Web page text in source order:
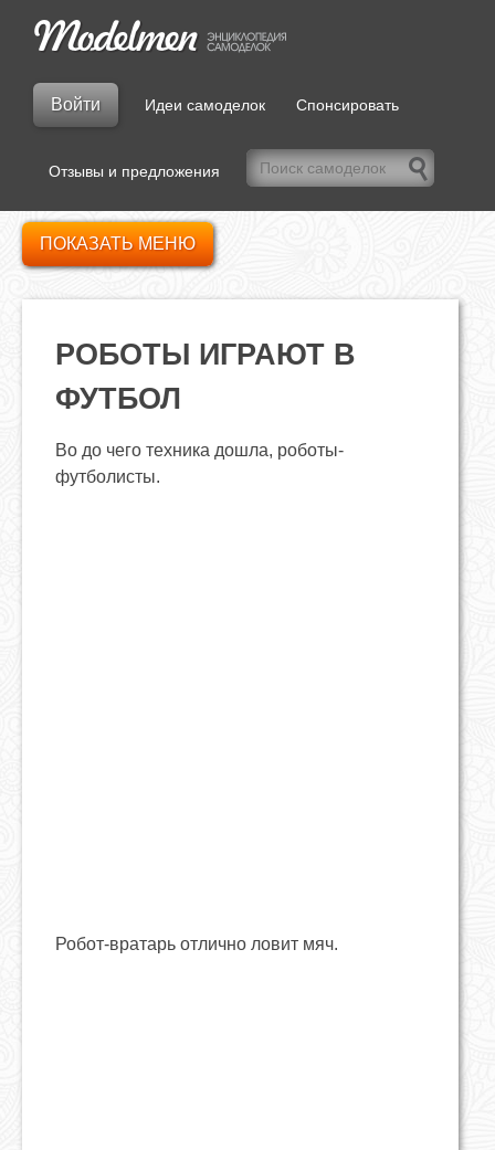
Войти Идеи самоделок Спонсировать
Отзывы и предложения
РОБОТЫ ИГРАЮТ В
ФУТБОЛ
Во до чего техника дошла, роботы-
футболисты.
Робот-вратарь отлично ловит мяч.
ПОКАЗАТЬ МЕНЮ